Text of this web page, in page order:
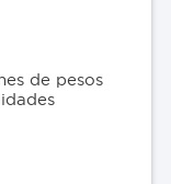
de pesos